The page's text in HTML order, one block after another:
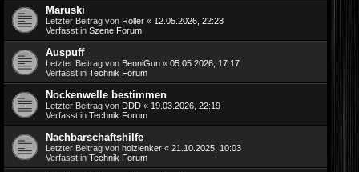
Maruski
Letzter Beitrag von Roller « 12.05.2026, 22:23
Verfasst in Szene Forum
Auspuff
Letzter Beitrag von BenniGun « 05.05.2026, 17:17
Verfasst in Technik Forum
Nockenwelle bestimmen
Letzter Beitrag von DDD « 19.03.2026, 22:19
Verfasst in Technik Forum
Nachbarschaftshilfe
Letzter Beitrag von holzlenker « 21.10.2025, 10:03
Verfasst in Technik Forum